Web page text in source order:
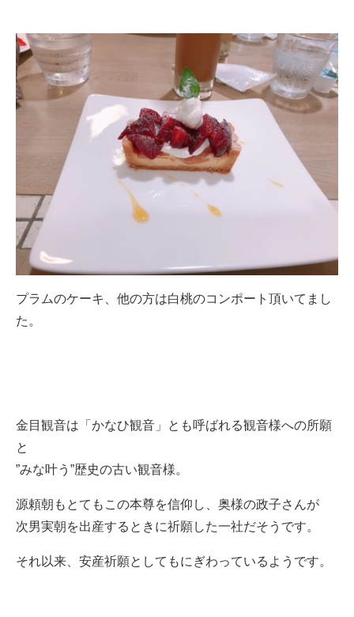
プラムのケーキ、他の方は白桃のコンポート頂いてまし
た。
金目観音は「かなひ観音」とも呼ばれる観音様への所願
と
”みな叶う”歴史の古い観音様。
源頼朝もとてもこの本尊を信仰し、奥様の政子さんが
次男実朝を出産するときに祈願した一社だそうです。
それ以来、安産祈願としてもにぎわっているようです。